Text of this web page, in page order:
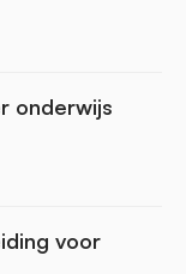
onderwijs
voor